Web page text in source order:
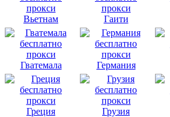
Вьетнам Гаити
Гватемала Германия
Греция Грузия